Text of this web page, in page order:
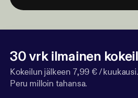
30 vrk ilmainen
Kokeilun jälkeen 7,99 € / kuukausi.
Peru milloin tahansa.